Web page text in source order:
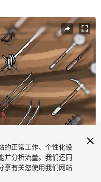
的正常工作、个性化设
并分析流量。我们还同
享有关您使用我们网站